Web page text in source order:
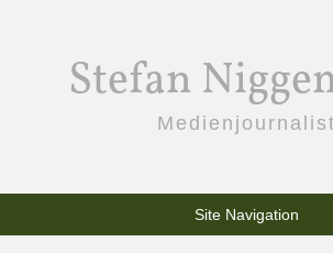
Stefan
Medienjournalist
Site Navigation